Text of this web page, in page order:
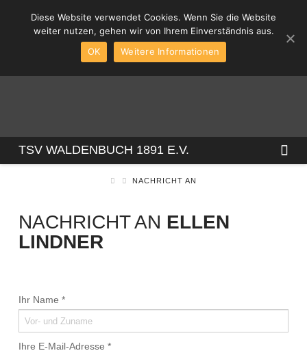
TSV
1891
TSV WALDENBUCH 1891 E.V.
NACHRICHT AN
NACHRICHT AN ELLEN
LINDNER
Ihr Name *
Ihre E-Mail-Adresse *
Diese Website verwendet Cookies. Wenn Sie die Website
weiter nutzen, gehen wir von Ihrem Einverständnis aus.
OK
Weitere Informationen